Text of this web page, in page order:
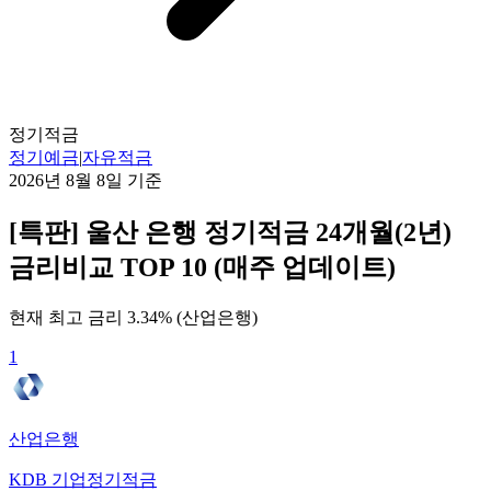
정기적금
정기예금|자유적금
2026년 8월 8일 기준
[특판] 울산 은행 정기적금 24개월(2년)
금리비교 TOP 10 (매주 업데이트)
현재 최고 금리 3.34% (산업은행)
1
산업은행
KDB 기업정기적금